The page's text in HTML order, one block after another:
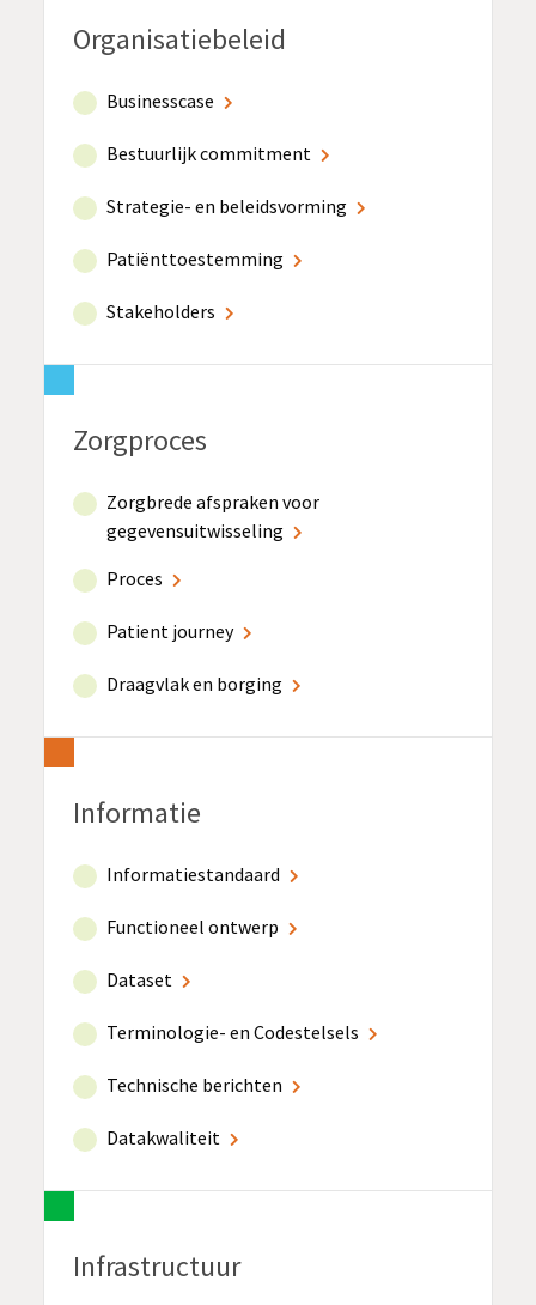
Organisatiebeleid
Businesscase
Bestuurlijk commitment
Strategie- en beleidsvorming
Patiënttoestemming
Stakeholders
Zorgproces
Zorgbrede afspraken voor
gegevensuitwisseling
Proces
Patient journey
Draagvlak en borging
Informatie
Informatiestandaard
Functioneel ontwerp
Dataset
Terminologie- en Codestelsels
Technische berichten
Datakwaliteit
Infrastructuur